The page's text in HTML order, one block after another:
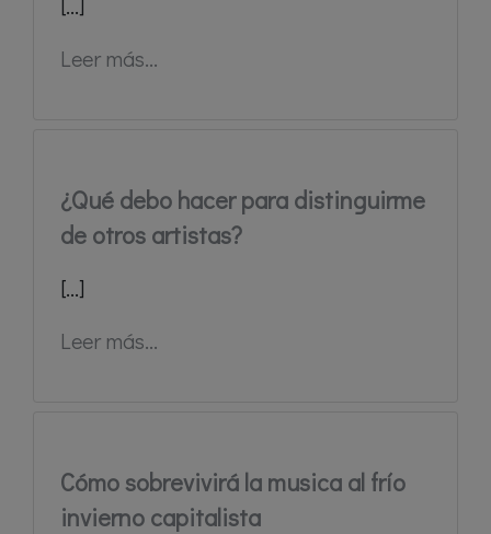
Leer más...
¿Qué debo hacer para distinguirme
de otros artistas?
[...]
Leer más...
Cómo sobrevivirá la musica al frío
invierno capitalista